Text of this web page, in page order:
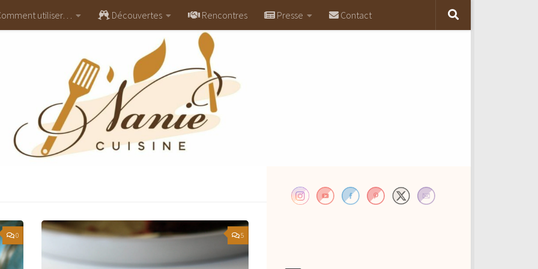
utiliser… Découvertes Rencontres Presse Contact
0 5